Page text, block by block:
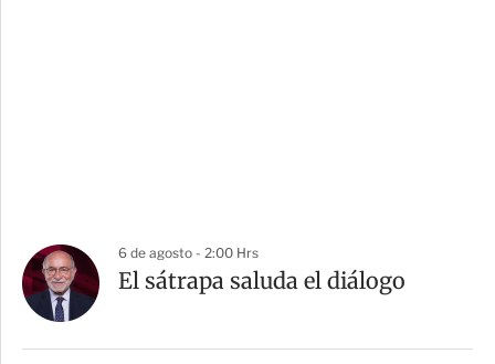
6 de agosto - 2:00 Hrs
El sátrapa saluda el diálogo